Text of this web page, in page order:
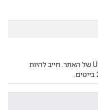
חובה. מזהה האפליקציה או כתובת ה-URL של האתר. חייב להיות